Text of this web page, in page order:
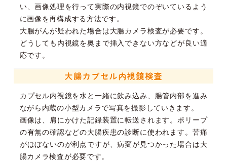
い、画像処理を行って実際の内視鏡でのぞいているよう
に画像を再構成する方法です。
大腸がんが疑われた場合は大腸カメラ検査が必要です。
どうしても内視鏡を奥まで挿入できない方などが良い適
応です。
大腸カプセル内視鏡検査
カプセル内視鏡を水と一緒に飲み込み、腸管内部を進み
ながら内蔵の小型カメラで写真を撮影していきます。
画像は、肩にかけた記録装置に転送されます。ポリープ
の有無の確認などの大腸疾患の診断に使われます。苦痛
がほぼないのが利点ですが、病変が見つかった場合は大
腸カメラ検査が必要です。